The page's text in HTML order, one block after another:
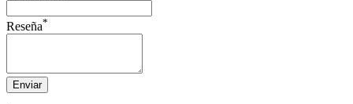
Reseña*
Enviar